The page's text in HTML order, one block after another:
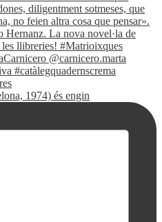
1974) és engin